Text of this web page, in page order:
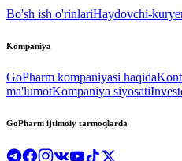
Bo'sh ish o'rinlariHaydovchi-
Kompaniya
GoPharm kompaniyasi haqida
ma'lumotKompaniya siyosati
GoPharm ijtimoiy tarmoqlarda